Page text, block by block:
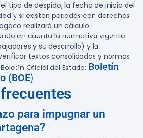
tipo de despido, la fecha de inicio del
y si existen periodos con derechos
realizará un cálculo
en cuenta la normativa vigente
y su desarrollo) y la
textos consolidados y normas
Oficial del Estado: Boletín
(BOE).
para impugnar un